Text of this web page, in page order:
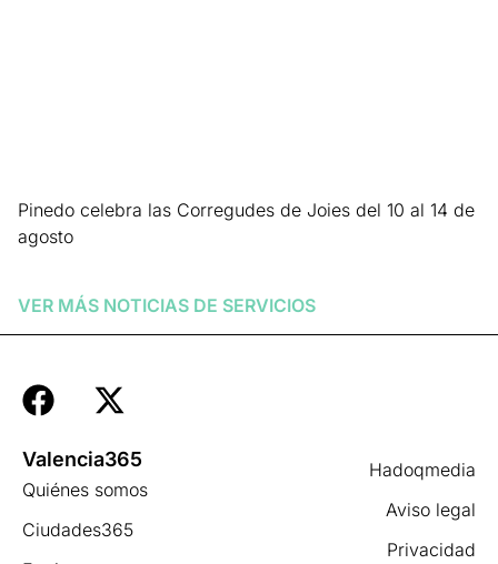
Pinedo celebra las Corregudes de Joies del 10 al 14 de
agosto
VER MÁS NOTICIAS DE SERVICIOS
Hadoqmedia
Aviso legal
Privacidad
Valencia365
Quiénes somos
Ciudades365